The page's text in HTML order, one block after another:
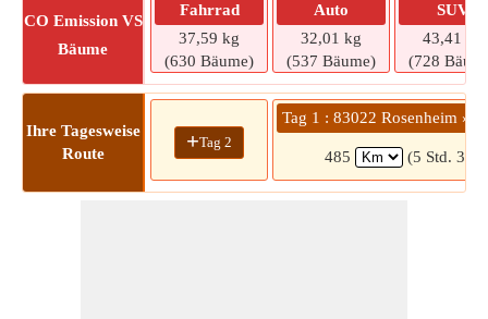
CO Emission VS
Bäume
Fahrrad
37,59 kg
(630 Bäume)
Auto
32,01 kg
(537 Bäume)
SUV
43,41 kg
(728
Ihre Tagesweise
Route
+Tag 2
Tag 1 : 83022 Rosenheim »
485 (5 Std. 31